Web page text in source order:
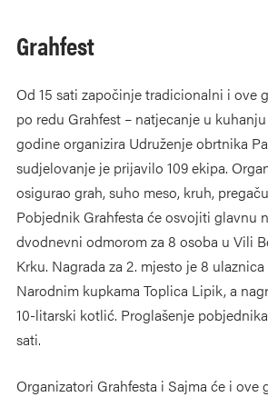
Grahfest
Od 15 sati započinje tradicionalni i ove
po redu Grahfest – natjecanje u
godine organizira Udruženje obrtnika
sudjelovanje je prijavilo 109 ekipa.
osigurao grah, suho meso, kruh,
Pobjednik Grahfesta će osvojiti glavnu
dvodnevni odmorom za 8 osoba u Vili
Krku. Nagrada za 2. mjesto je 8
Narodnim kupkama Toplica Lipik, a
10-litarski kotlić. Proglašenje
sati.
Organizatori Grahfesta i Sajma će i